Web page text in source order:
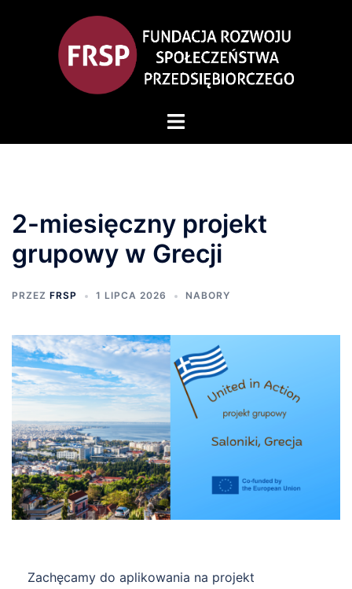
2-miesięczny projekt
grupowy w Grecji
PRZEZ FRSP 1 LIPCA 2026 NABORY
Zachęcamy do aplikowania na projekt